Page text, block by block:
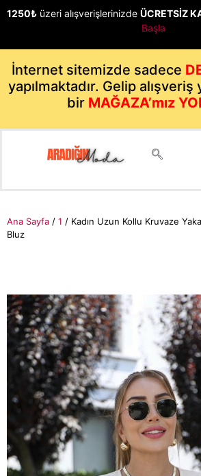
1250₺ üzeri alışverişlerinizde ÜCRETSİZ
Başla
İnternet sitemizde sadece
yapılmaktadır. Gelip
bir MAĞAZA’mız
Ana Sayfa / 1 / Kadın Uzun Kollu Kruvaze
Bluz